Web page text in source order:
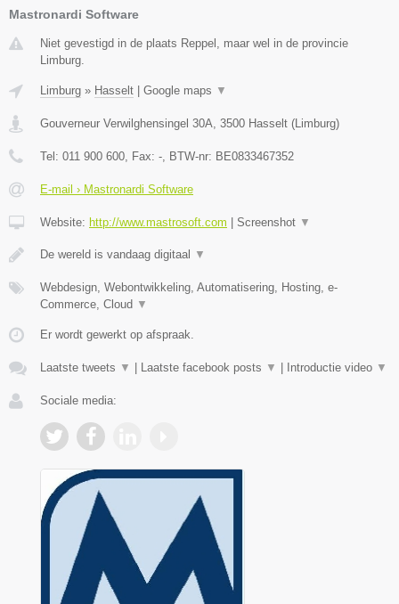
Mastronardi Software
Niet gevestigd in de plaats Reppel, maar wel in de provincie
Limburg.
Limburg » Hasselt Google maps ▼
Gouverneur Verwilghensingel 30A, 3500 Hasselt (Limburg)
Tel: 011 900 600, Fax: -, BTW-nr: BE0833467352
E-mail › Mastronardi Software
Website: http://www.mastrosoft.com Screenshot ▼
De wereld is vandaag digitaal ▼
Webdesign, Webontwikkeling, Automatisering, Hosting, e-
Commerce, Cloud ▼
Er wordt gewerkt op afspraak.
Laatste tweets ▼ Laatste facebook posts ▼ Introductie video ▼
Sociale media: